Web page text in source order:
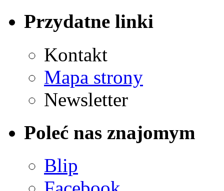
Przydatne linki
Kontakt
Mapa strony
Newsletter
Poleć nas znajomym
Blip